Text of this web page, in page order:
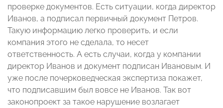
проверке документов. Есть ситуации, когда директор
Иванов, а подписал первичный документ Петров.
Такую информацию легко проверить, и если
компания этого не сделала, то несет
ответственность. А есть случаи, когда у компании
директор Иванов и документ подписан Ивановым. И
уже после почерковедческая экспертиза покажет,
что подписавшим был вовсе не Иванов. Так вот
законопроект за такое нарушение возлагает